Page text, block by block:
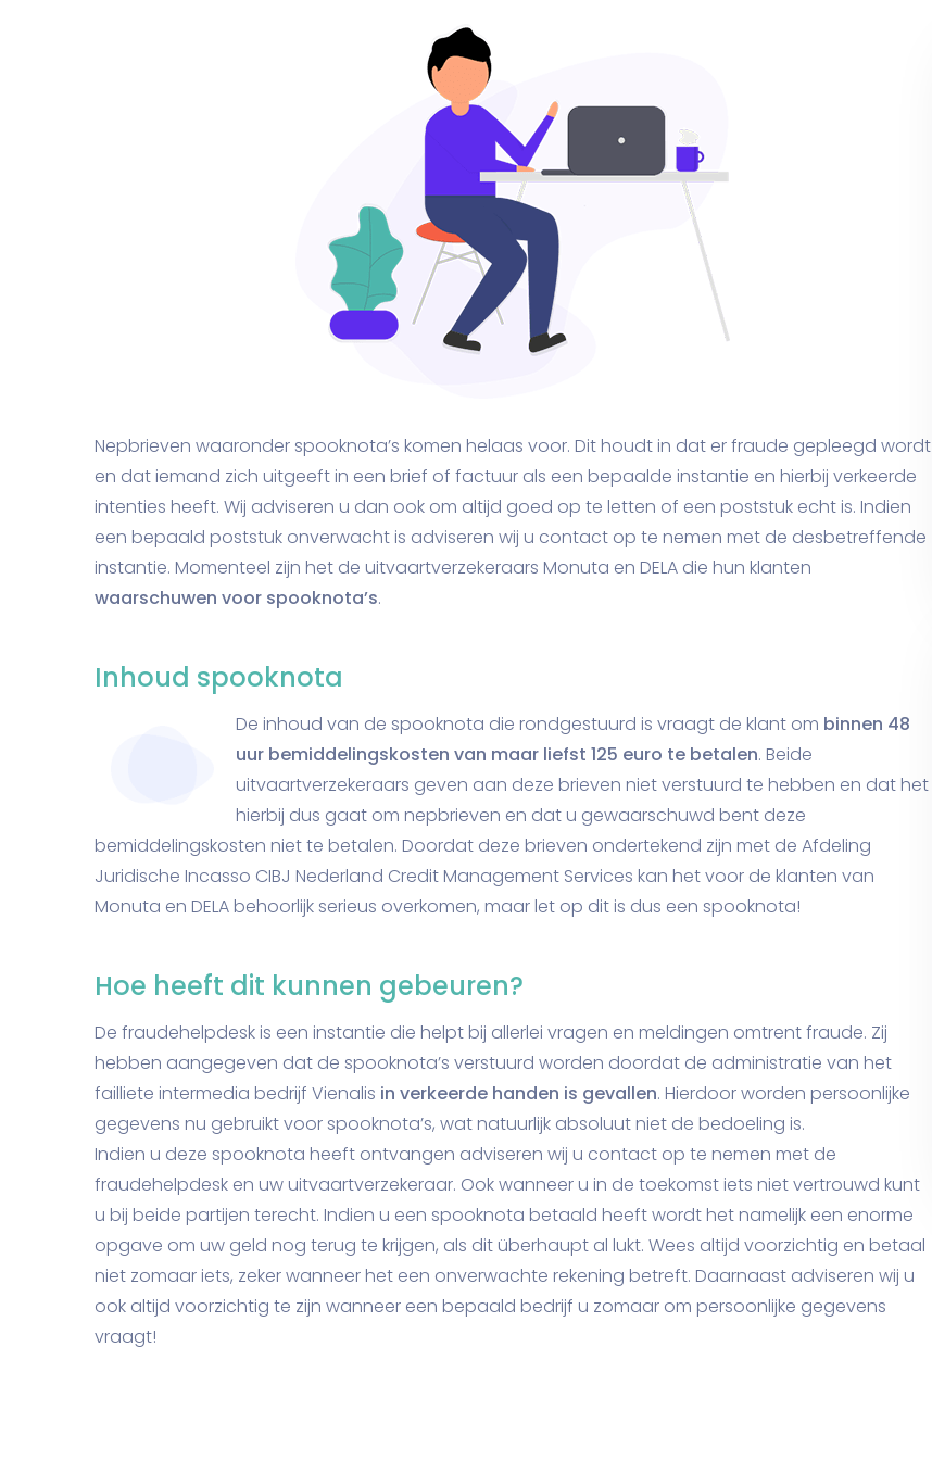
Nepbrieven waaronder spooknota’s komen helaas voor. Dit houdt in dat er fraude gepleegd wordt
en dat iemand zich uitgeeft in een brief of factuur als een bepaalde instantie en hierbij verkeerde
intenties heeft. Wij adviseren u dan ook om altijd goed op te letten of een poststuk echt is. Indien
een bepaald poststuk onverwacht is adviseren wij u contact op te nemen met de desbetreffende
instantie. Momenteel zijn het de uitvaartverzekeraars Monuta en DELA die hun klanten
waarschuwen voor spooknota’s.
Inhoud spooknota
De inhoud van de spooknota die rondgestuurd is vraagt de klant om binnen 48
uur bemiddelingskosten van maar liefst 125 euro te betalen. Beide
uitvaartverzekeraars geven aan deze brieven niet verstuurd te hebben en dat het
hierbij dus gaat om nepbrieven en dat u gewaarschuwd bent deze
bemiddelingskosten niet te betalen. Doordat deze brieven ondertekend zijn met de Afdeling
Juridische Incasso CIBJ Nederland Credit Management Services kan het voor de klanten van
Monuta en DELA behoorlijk serieus overkomen, maar let op dit is dus een spooknota!
Hoe heeft dit kunnen gebeuren?
De fraudehelpdesk is een instantie die helpt bij allerlei vragen en meldingen omtrent fraude. Zij
hebben aangegeven dat de spooknota’s verstuurd worden doordat de administratie van het
failliete intermedia bedrijf Vienalis in verkeerde handen is gevallen. Hierdoor worden persoonlijke
gegevens nu gebruikt voor spooknota’s, wat natuurlijk absoluut niet de bedoeling is.
Indien u deze spooknota heeft ontvangen adviseren wij u contact op te nemen met de
fraudehelpdesk en uw uitvaartverzekeraar. Ook wanneer u in de toekomst iets niet vertrouwd kunt
u bij beide partijen terecht. Indien u een spooknota betaald heeft wordt het namelijk een enorme
opgave om uw geld nog terug te krijgen, als dit überhaupt al lukt. Wees altijd voorzichtig en betaal
niet zomaar iets, zeker wanneer het een onverwachte rekening betreft. Daarnaast adviseren wij u
ook altijd voorzichtig te zijn wanneer een bepaald bedrijf u zomaar om persoonlijke gegevens
vraagt!